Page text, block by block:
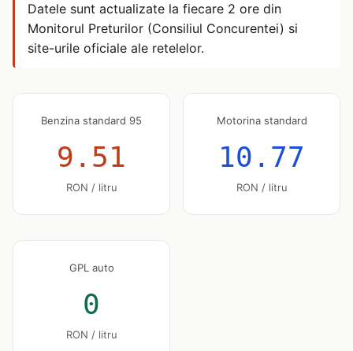
Datele sunt actualizate la fiecare 2 ore din
Monitorul Preturilor (Consiliul Concurentei) si
site-urile oficiale ale retelelor.
Benzina standard 95
9.51
RON / litru
Motorina standard
10.77
RON / litru
GPL auto
0
RON / litru